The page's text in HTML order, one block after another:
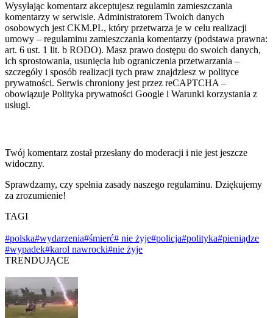
Wysyłając komentarz akceptujesz regulamin zamieszczania
komentarzy w serwisie. Administratorem Twoich danych
osobowych jest CKM.PL, który przetwarza je w celu realizacji
umowy – regulaminu zamieszczania komentarzy (podstawa prawna:
art. 6 ust. 1 lit. b RODO). Masz prawo dostępu do swoich danych,
ich sprostowania, usunięcia lub ograniczenia przetwarzania –
szczegóły i sposób realizacji tych praw znajdziesz w polityce
prywatności. Serwis chroniony jest przez reCAPTCHA –
obowiązuje Polityka prywatności Google i Warunki korzystania z
usługi.
Twój komentarz został przesłany do moderacji i nie jest jeszcze
widoczny.
Sprawdzamy, czy spełnia zasady naszego regulaminu. Dziękujemy
za zrozumienie!
TAGI
#polska#wydarzenia#śmierć# nie żyje#policja#polityka#pieniądze
#wypadek#karol nawrocki#nie żyje
TRENDUJĄCE